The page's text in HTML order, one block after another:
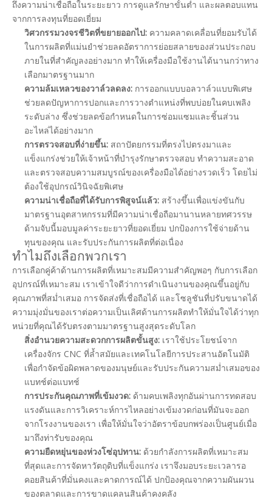
ถึงความน่าเชื่อถือในระยะยาว การดูแลรักษาขั้นต่ำ และผลตอบแทน
จากการลงทุนที่ยอดเยี่ยม
วิศวกรรมวงจรชีวิตที่ขยายออกไป: ความคลาดเคลื่อนที่ยอมรับได้
ในการผลิตที่แม่นยำช่วยลดอัตราการย่อยสลายของส่วนประกอบ
ภายในที่สำคัญลงอย่างมาก ทำให้เครื่องมือใช้งานได้นานกว่าทาง
เลือกมาตรฐานมาก
ความล้มเหลวของวาล์วลดลง: การออกแบบบอลวาล์วแบบพิเศษ
ช่วยลดปัญหาการปอกและการวางตำแหน่งที่พบบ่อยในคบเพลิง
ระดับล่าง ซึ่งช่วยลดข้อกำหนดในการซ่อมแซมและชิ้นส่วน
อะไหล่ได้อย่างมาก
การตรวจสอบที่ง่ายขึ้น: สถาปัตยกรรมที่ตรงไปตรงมาและ
แข็งแกร่งช่วยให้เจ้าหน้าที่บำรุงรักษาตรวจสอบ ทำความสะอาด
และตรวจสอบความสมบูรณ์ของเครื่องมือได้อย่างรวดเร็ว โดยไม่
ต้องใช้อุปกรณ์วินิจฉัยพิเศษ
ความน่าเชื่อถือที่ได้รับการพิสูจน์แล้ว: สร้างขึ้นเพื่อแข่งขันกับ
มาตรฐานอุตสาหกรรมที่มีความน่าเชื่อถือมานานหลายทศวรรษ
ด้ามจับนี้มอบมูลค่าระยะยาวที่ยอดเยี่ยม ปกป้องการใช้จ่ายด้าน
ทุนของคุณ และรับประกันการผลิตที่ต่อเนื่อง
ทำไมถึงเลือกพวกเรา
การเลือกคู่ค้าด้านการผลิตที่เหมาะสมมีความสำคัญพอๆ กับการเลือก
อุปกรณ์ที่เหมาะสม เราเข้าใจดีว่าการดำเนินงานของคุณขึ้นอยู่กับ
คุณภาพที่สม่ำเสมอ การจัดส่งที่เชื่อถือได้ และโซลูชันที่ปรับขนาดได้
ความมุ่งมั่นของเราต่อความเป็นเลิศด้านการผลิตทำให้มั่นใจได้ว่าทุก
หน่วยที่คุณได้รับตรงตามมาตรฐานสูงสุดระดับโลก
สิ่งอำนวยความสะดวกการผลิตขั้นสูง: เราใช้ประโยชน์จาก
เครื่องจักร CNC ที่ล้ำสมัยและเทคโนโลยีการประสานอัตโนมัติ
เพื่อกำจัดข้อผิดพลาดของมนุษย์และรับประกันความสม่ำเสมอของ
แบทช์ต่อแบทช์
การประกันคุณภาพที่เข้มงวด: ด้ามคบเพลิงทุกอันผ่านการทดสอบ
แรงดันและการวิเคราะห์การไหลอย่างเข้มงวดก่อนที่มันจะออก
จากโรงงานของเรา เพื่อให้มั่นใจว่าอัตราข้อบกพร่องเป็นศูนย์เมื่อ
มาถึงท่ารับของคุณ
ความยืดหยุ่นของห่วงโซ่อุปทาน: ด้วยกำลังการผลิตที่เหมาะสม
ที่สุดและการจัดหาวัตถุดิบที่แข็งแกร่ง เราจึงมอบระยะเวลารอ
คอยสินค้าที่มั่นคงและคาดการณ์ได้ ปกป้องคุณจากความผันผวน
ของตลาดและการขาดแคลนสินค้าคงคลัง